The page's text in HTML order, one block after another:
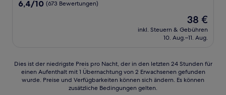
6.4
6,4/10 (673 Bewertungen)
Der
Preis
beträgt
38 €
inkl. Steuern & Gebühren
10. Aug.–11. Aug.
Dies
der
Dies ist der niedrigste Preis pro Nacht, der in den letzten 24 Stunden für
einen Aufenthalt mit 1 Übernachtung von 2 Erwachsenen gefunden
wurde. Preise und Verfügbarkeiten können sich ändern. Es können
zusätzliche Bedingungen gelten.